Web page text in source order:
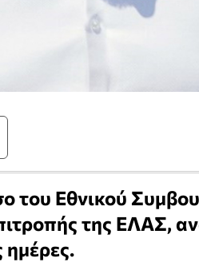
του Εθνικού
της ΕΛΑΣ,
ημέρες.